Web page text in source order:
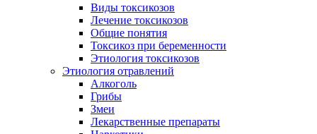
Виды токсикозов
Лечение токсикозов
Общие понятия
Токсикоз при беременности
Этиология токсикозов
Этиология отравлений
Алкоголь
Грибы
Змеи
Лекарственные препараты